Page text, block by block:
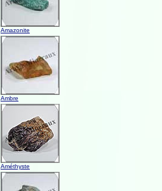
Amazonite
Ambre
Améthyste